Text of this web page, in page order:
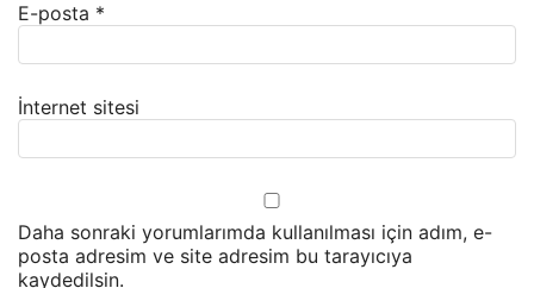
E-posta *
İnternet sitesi
Daha sonraki yorumlarımda kullanılması için adım, e-
posta adresim ve site adresim bu tarayıcıya
kaydedilsin.